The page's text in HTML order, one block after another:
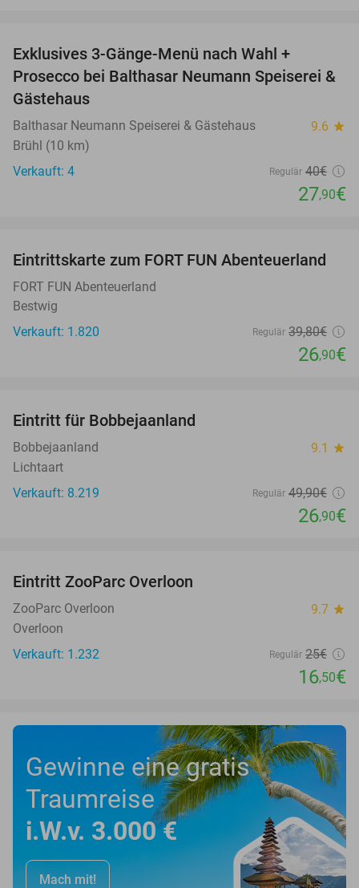
Exklusives 3-Gänge-Menü nach Wahl +
Prosecco bei Balthasar Neumann Speiserei &
Gästehaus
Balthasar Neumann Speiserei & Gästehaus 9.6 star
Brühl (10 km)
Verkauft: 4
Regulär 40€
27,90€
32%
Eintrittskarte zum FORT FUN Abenteuerland
FORT FUN Abenteuerland
Bestwig
Verkauft: 1.820
Regulär 39,80€
26,90€
Eintritt für Bobbejaanland
Bobbejaanland 9.1 star
Lichtaart
Verkauft: 8.219
Regulär 49,90€
26,90€
Eintritt ZooParc Overloon
ZooParc Overloon 9.7 star
Overloon
Verkauft: 1.232
Regulär 25€
16,50€
Gewinne eine gratis
Traumreise
i.W.v. 3.000 €
Mach mit!